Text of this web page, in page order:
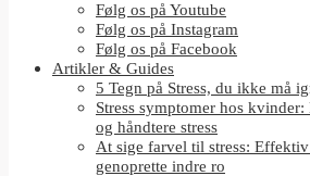
Følg os på Youtube
Følg os på Instagram
Følg os på Facebook
Artikler & Guides
5 Tegn på Stress, du ikke må
Stress symptomer hos
og håndtere stress
At sige farvel til stress:
genoprette indre ro